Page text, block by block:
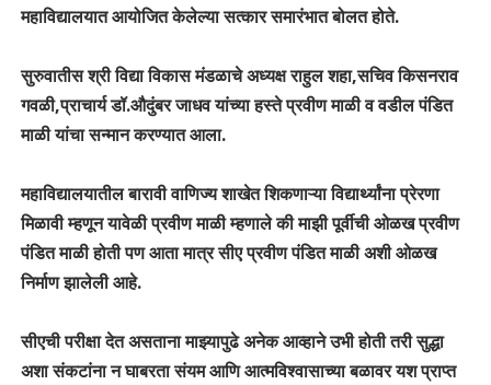
महाविद्यालयात आयोजित केलेल्या सत्कार समारंभात बोलत होते.
सुरुवातीस श्री विद्या विकास मंडळाचे अध्यक्ष राहुल शहा,सचिव किसनराव
गवळी,प्राचार्य डॉ.औदुंबर जाधव यांच्या हस्ते प्रवीण माळी व वडील पंडित
माळी यांचा सन्मान करण्यात आला.
महाविद्यालयातील बारावी वाणिज्य शाखेत शिकणाऱ्या विद्यार्थ्यांना प्रेरणा
मिळावी म्हणून यावेळी प्रवीण माळी म्हणाले की माझी पूर्वीची ओळख प्रवीण
पंडित माळी होती पण आता मात्र सीए प्रवीण पंडित माळी अशी ओळख
निर्माण झालेली आहे.
सीएची परीक्षा देत असताना माझ्यापुढे अनेक आव्हाने उभी होती तरी सुद्धा
अशा संकटांना न घाबरता संयम आणि आत्मविश्वासाच्या बळावर यश प्राप्त